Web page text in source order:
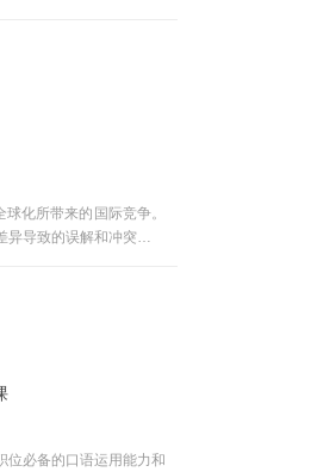
。每一个专题由“教学
独立而又连贯的“节”，
展英语词汇》MOOC课
青年教师，是青岛大学
生的英语教学，现有专
意事项： 1. 每一讲专
and Following第三
and Equality第十一周
化所带来的国际竞争。
导致的误解和冲突往往
五章和第六章分别探讨
分析。第八章主要介绍
必备的口语运用能力和